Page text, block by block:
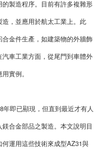
製造程序。目前有許多複雜形
，並應用於航太工業上。此
金件生產，如建築物的外牆飾
車工業方面，從尾門到車體外
實例。
即已顯現，但直到最近才有人
合金部品之製造。本文說明目
運用這些技術來成型AZ31與